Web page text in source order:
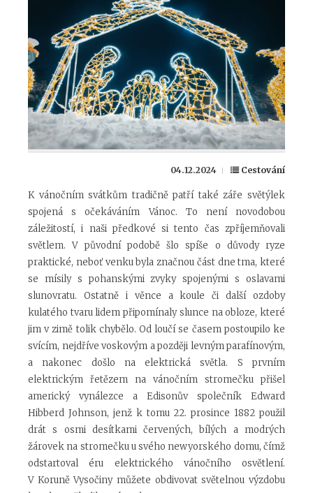
04.12.2024 Cestování
K vánočním svátkům tradičně patří také záře světýlek
spojená s očekáváním Vánoc. To není novodobou
záležitostí, i naši předkové si tento čas zpříjemňovali
světlem. V původní podobě šlo spíše o důvody ryze
praktické, neboť venku byla značnou část dne tma, které
se mísily s pohanskými zvyky spojenými s oslavami
slunovratu. Ostatně i věnce a koule či další ozdoby
kulatého tvaru lidem připomínaly slunce na obloze, které
jim v zimě tolik chybělo. Od loučí se časem postoupilo ke
svícím, nejdříve voskovým a později levným parafínovým,
a nakonec došlo na elektrická světla. S prvním
elektrickým řetězem na vánočním stromečku přišel
americký vynálezce a Edisonův společník Edward
Hibberd Johnson, jenž k tomu 22. prosince 1882 použil
drát s osmi desítkami červených, bílých a modrých
žárovek na stromečku u svého newyorského domu, čímž
odstartoval éru elektrického vánočního osvětlení.
V Koruně Vysočiny můžete obdivovat světelnou výzdobu